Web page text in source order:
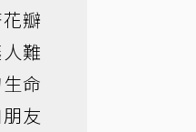
瓣
難
命
友